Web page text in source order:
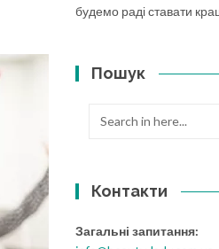
будемо раді ставати
Пошук
Контакти
Загальні запитання: